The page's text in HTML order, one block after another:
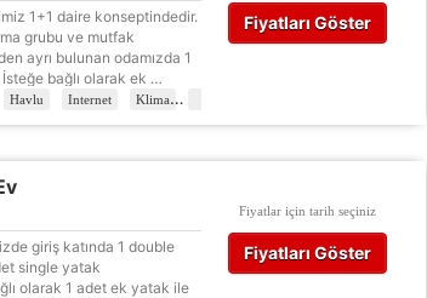
bunları yurt içi ve yurt dışındaki hizmet sağlayıcılarla
seçebilirsiniz ancak bu durumda sitemiz umduğumuz gibi
için KVKK bilgilendirmemizi
güvenlik ve temel site işlevleri için gereklidir. Bu
site düzgün çalışmaz ve devre dışı bırakılamaz.
1+1 daire konseptindedir.
grubu ve mutfak
ayrı bulunan odamızda 1
bağlı olarak ek …
Havlu Internet Klima
Fiyatları Göster
giriş katında 1 double
single yatak
olarak 1 adet ek yatak ile
Fiyatlar için tarih seçiniz
Fiyatları Göster